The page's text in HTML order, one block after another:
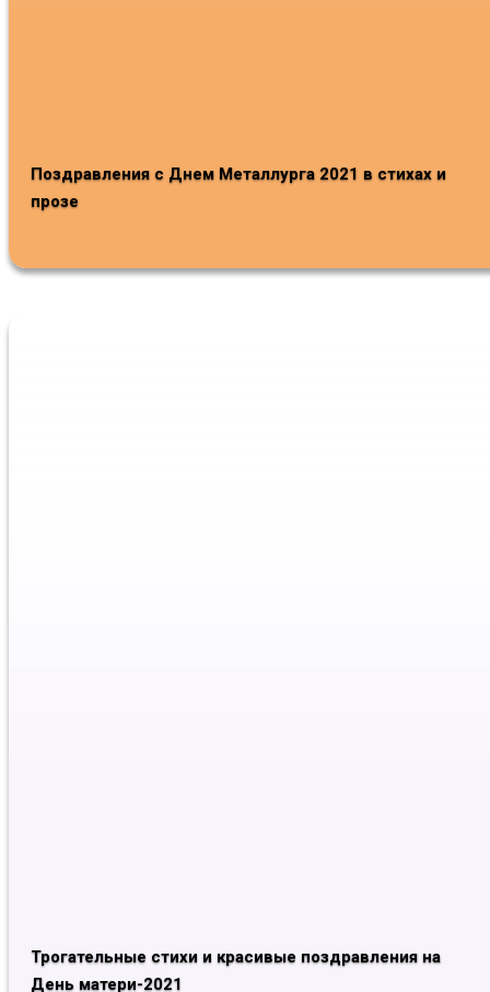
Поздравления с Днем Металлурга 2021 в стихах и
прозе
Трогательные стихи и красивые поздравления на
День матери-2021